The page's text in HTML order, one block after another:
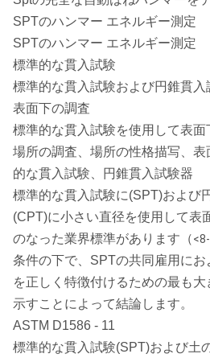
SPTのハンマー エネルギー測定
SPTのハンマー エネルギー測定
標準的な貫入試験
標準的な貫入試験および円錐貫
表面下の調査
標準的な貫入試験を使用して表面
場所の調査、場所の性格描写、
的な貫入試験、円錐貫入試験器
標準的な貫入試験に(SPT)および
(CPT)に小さい直径を使用して表
のなった業界標準があります（
条件の下で、SPTの共同雇用に
を正しく特徴付けるための最も
示すことによって結論します。
ASTM D1586 - 11
標準的な貫入試験(SPT)および土